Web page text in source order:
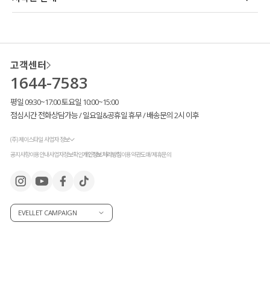
고객센터
1644-7583
평일 09:30~17:00 토요일 10:00~15:00
점심시간 전화상담가능 / 일요일&공휴일 휴무 / 배송문의 2시 이후
(주) 제이스타일 사업자 정보
공지사항이용안내사업자정보확인개인정보처리방침이용약관도매/제휴문의
EVELLET CAMPAIGN